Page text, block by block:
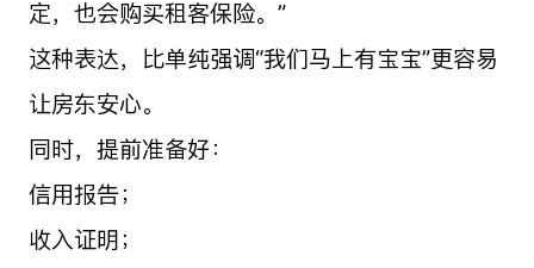
定，也会购买租客保险。”
这种表达，比单纯强调“我们马上有宝宝”更容易
让房东安心。
同时，提前准备好：
信用报告；
收入证明；